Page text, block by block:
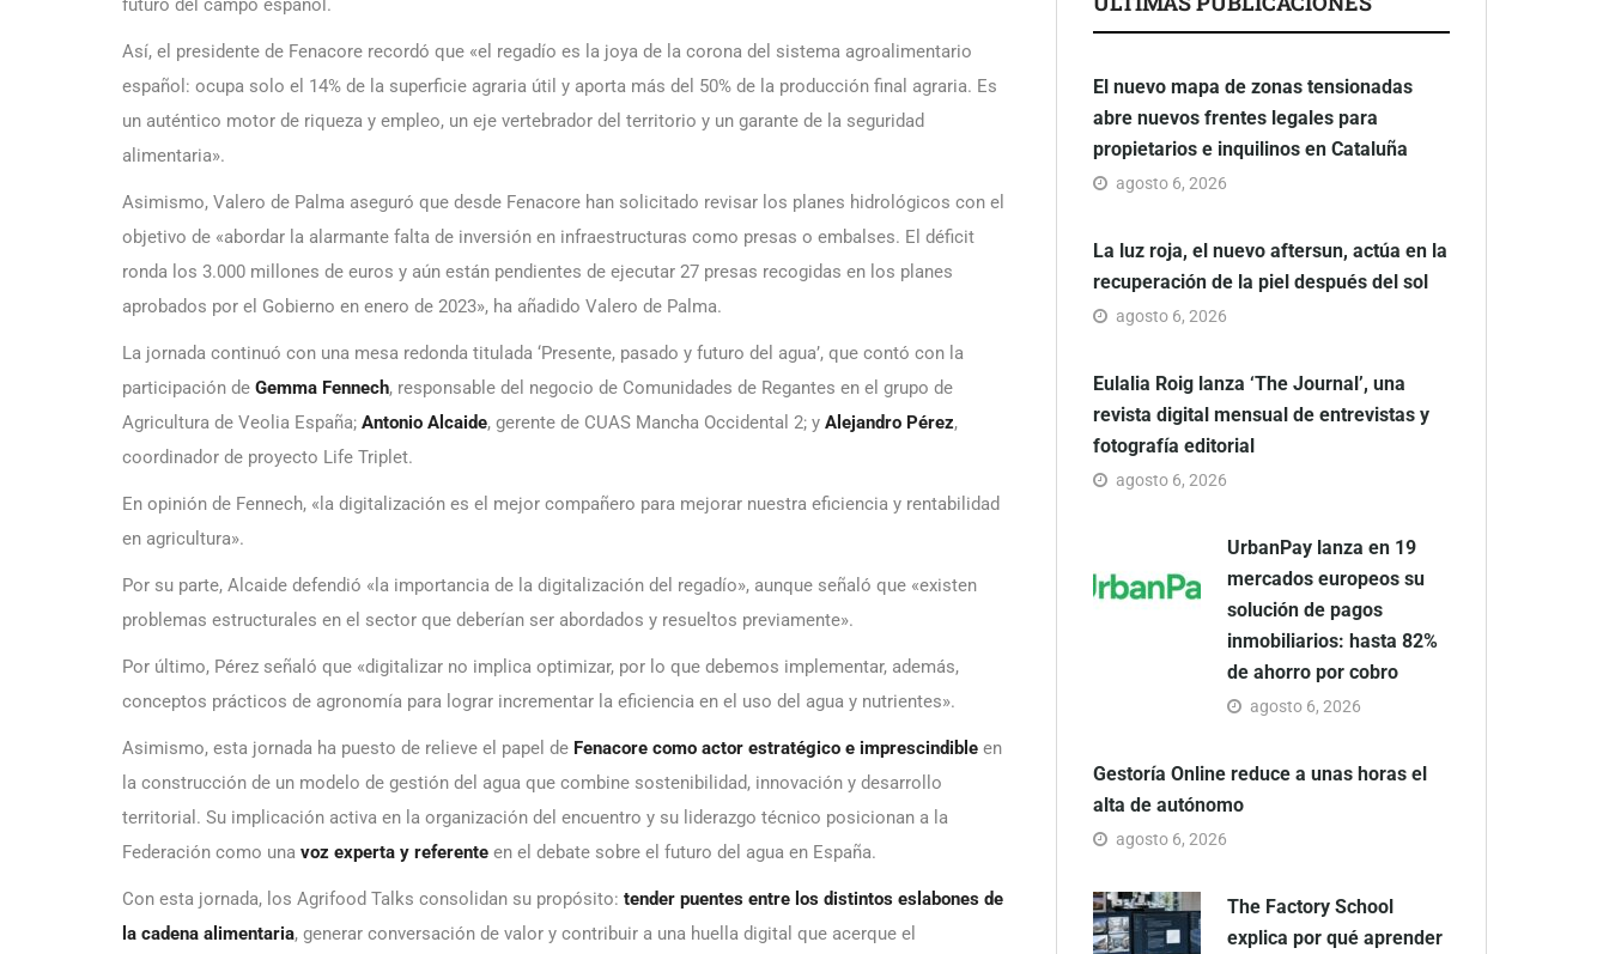
futuro del campo español.
Así, el presidente de Fenacore recordó que «el regadío es la joya de la corona del sistema agroalimentario
español: ocupa solo el 14% de la superficie agraria útil y aporta más del 50% de la producción final agraria. Es
un auténtico motor de riqueza y empleo, un eje vertebrador del territorio y un garante de la seguridad
alimentaria».
Asimismo, Valero de Palma aseguró que desde Fenacore han solicitado revisar los planes hidrológicos con el
objetivo de «abordar la alarmante falta de inversión en infraestructuras como presas o embalses. El déficit
ronda los 3.000 millones de euros y aún están pendientes de ejecutar 27 presas recogidas en los planes
aprobados por el Gobierno en enero de 2023», ha añadido Valero de Palma.
La jornada continuó con una mesa redonda titulada ‘Presente, pasado y futuro del agua’, que contó con la
participación de Gemma Fennech, responsable del negocio de Comunidades de Regantes en el grupo de
Agricultura de Veolia España; Antonio Alcaide, gerente de CUAS Mancha Occidental 2; y Alejandro Pérez,
coordinador de proyecto Life Triplet.
En opinión de Fennech, «la digitalización es el mejor compañero para mejorar nuestra eficiencia y rentabilidad
en agricultura».
Por su parte, Alcaide defendió «la importancia de la digitalización del regadío», aunque señaló que «existen
problemas estructurales en el sector que deberían ser abordados y resueltos previamente».
Por último, Pérez señaló que «digitalizar no implica optimizar, por lo que debemos implementar, además,
conceptos prácticos de agronomía para lograr incrementar la eficiencia en el uso del agua y nutrientes».
Asimismo, esta jornada ha puesto de relieve el papel de Fenacore como actor estratégico e imprescindible en
la construcción de un modelo de gestión del agua que combine sostenibilidad, innovación y desarrollo
territorial. Su implicación activa en la organización del encuentro y su liderazgo técnico posicionan a la
Federación como una voz experta y referente en el debate sobre el futuro del agua en España.
Con esta jornada, los Agrifood Talks consolidan su propósito: tender puentes entre los distintos eslabones de
la cadena alimentaria, generar conversación de valor y contribuir a una huella digital que acerque el
El nuevo mapa de zonas tensionadas
abre nuevos frentes legales para
propietarios e inquilinos en Cataluña
agosto 6, 2026
La luz roja, el nuevo aftersun, actúa en la
recuperación de la piel después del sol
agosto 6, 2026
Eulalia Roig lanza ‘The Journal’, una
revista digital mensual de entrevistas y
fotografía editorial
agosto 6, 2026
UrbanPay lanza en 19
mercados europeos su
solución de pagos
inmobiliarios: hasta 82%
de ahorro por cobro
agosto 6, 2026
Gestoría Online reduce a unas horas el
alta de autónomo
agosto 6, 2026
The Factory School
explica por qué aprender